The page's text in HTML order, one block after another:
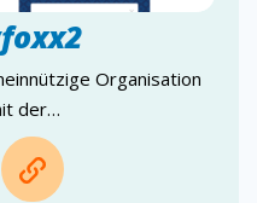
JobFoxx
IndustrieFoxx
Organisation
der…